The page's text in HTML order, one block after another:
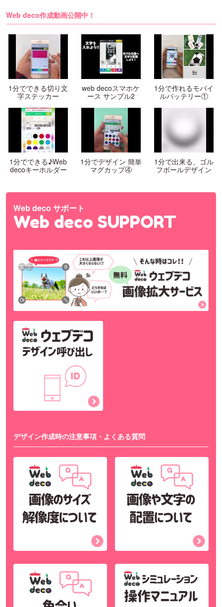
Web deco作成動画公開中！
1分でできる切り文
字ステッカー
web decoスマホケ
ース サンプル2
1分で作れるモバイ
ルバッテリー①
1分でできる♪Web
decoキーホルダー
1分でデザイン 簡単
マグカップ④
1分で出来る、ゴル
フボールデザイン
Web deco サポート
Web deco SUPPORT
デザイン作成時の注意事項・よくある質問